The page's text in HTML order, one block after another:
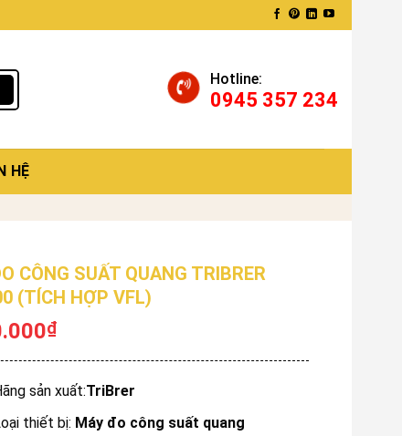
Hotline:
0945 357 234
HỆ
CÔNG SUẤT QUANG TRIBRER
(TÍCH HỢP VFL)
₫
sản xuất:TriBrer
thiết bị: Máy đo công suất quang